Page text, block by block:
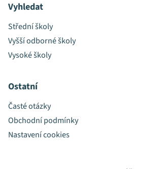
Vyhledat
Střední školy
Vyšší odborné školy
Vysoké školy
Ostatní
Časté otázky
Obchodní podmínky
Nastavení cookies